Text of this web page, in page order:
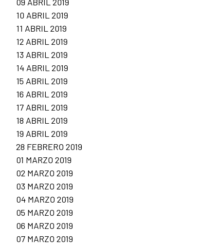
10 ABRIL 2019
11 ABRIL 2019
12 ABRIL 2019
13 ABRIL 2019
14 ABRIL 2019
15 ABRIL 2019
16 ABRIL 2019
17 ABRIL 2019
18 ABRIL 2019
19 ABRIL 2019
28 FEBRERO 2019
01 MARZO 2019
02 MARZO 2019
03 MARZO 2019
04 MARZO 2019
05 MARZO 2019
06 MARZO 2019
07 MARZO 2019